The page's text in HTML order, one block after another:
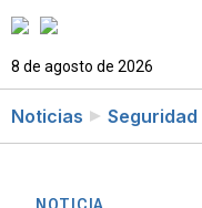
8 de agosto de 2026
Noticias Seguridad